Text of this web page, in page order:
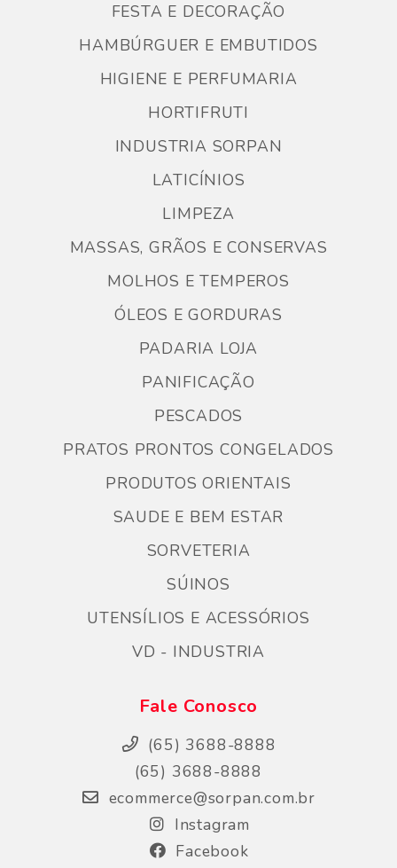
FESTA E DECORAÇÃO
HAMBÚRGUER E EMBUTIDOS
HIGIENE E PERFUMARIA
HORTIFRUTI
INDUSTRIA SORPAN
LATICÍNIOS
LIMPEZA
MASSAS, GRÃOS E CONSERVAS
MOLHOS E TEMPEROS
ÓLEOS E GORDURAS
PADARIA LOJA
PANIFICAÇÃO
PESCADOS
PRATOS PRONTOS CONGELADOS
PRODUTOS ORIENTAIS
SAUDE E BEM ESTAR
SORVETERIA
SÚINOS
UTENSÍLIOS E ACESSÓRIOS
VD - INDUSTRIA
Fale Conosco
(65) 3688-8888
(65) 3688-8888
ecommerce@sorpan.com.br
Instagram
Facebook